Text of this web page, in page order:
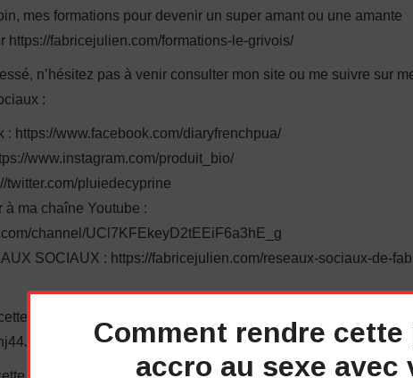
mes formations pour devenir un super amant ou une amante
https://fabricejulien.com/formations-le-grivois/
n’hésitez pas à venir consulter mon site ou me suivre sur
:
: https://www.facebook.com/diaryfrenchpua/
www.instagram.com/produit_bio/
twitter.com/pluiedecyprine
ma chaîne Youtube :
channel/UCl7KFEkeyD2tEEiF6a3hE_g
SOCIAUX : https://fabricejulien.com/reseaux-sociaux-de-
autre vidéo pourrait bien vous intéresser
Comment rendre cette
accro au sexe avec